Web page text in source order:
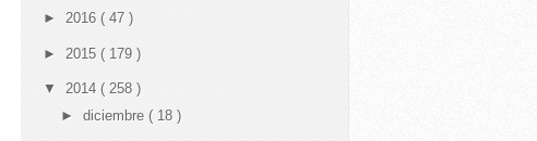
► 2016 ( 47 )
► 2015 ( 179 )
▼ 2014 ( 258 )
► diciembre ( 18 )